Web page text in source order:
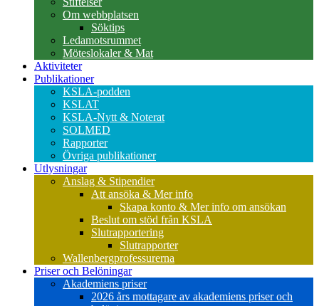
Om webbplatsen
Söktips
Ledamotsrummet
Möteslokaler & Mat
Aktiviteter
Publikationer
KSLA-podden
KSLAT
KSLA-Nytt & Noterat
SOLMED
Rapporter
Övriga publikationer
Utlysningar
Anslag & Stipendier
Att ansöka & Mer info
Skapa konto & Mer info om ansökan
Beslut om stöd från KSLA
Slutrapportering
Slutrapporter
Wallenbergprofessurerna
Priser och Belöningar
Akademiens priser
2026 års mottagare av akademiens priser och